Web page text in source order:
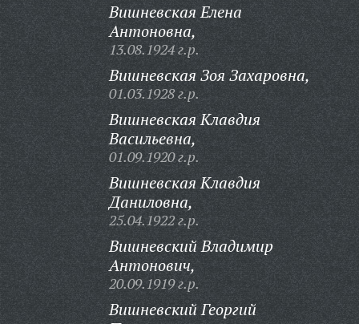
Вишневская Елена
Антоновна,
13.08.1924 г.р.
Вишневская Зоя Захаровна,
01.03.1928 г.р.
Вишневская Клавдия
Васильевна,
01.09.1920 г.р.
Вишневская Клавдия
Даниловна,
25.04.1922 г.р.
Вишневский Владимир
Антонович,
20.09.1919 г.р.
Вишневский Георгий